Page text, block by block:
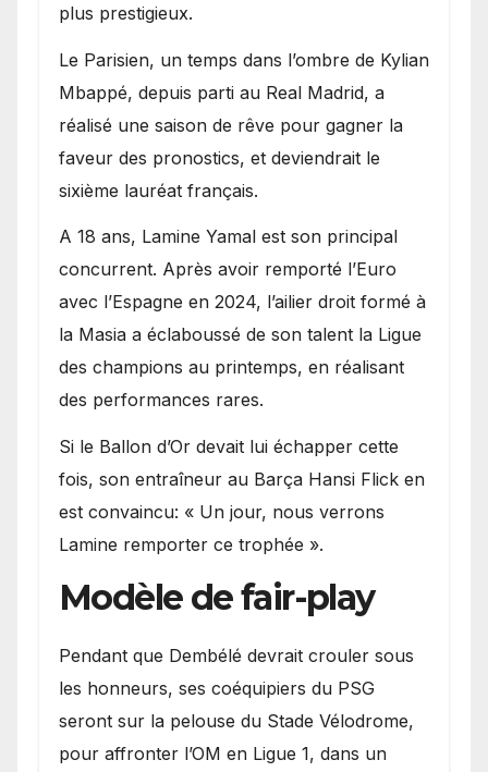
plus prestigieux.
Le Parisien, un temps dans l’ombre de Kylian
Mbappé, depuis parti au Real Madrid, a
réalisé une saison de rêve pour gagner la
faveur des pronostics, et deviendrait le
sixième lauréat français.
A 18 ans, Lamine Yamal est son principal
concurrent. Après avoir remporté l’Euro
avec l’Espagne en 2024, l’ailier droit formé à
la Masia a éclaboussé de son talent la Ligue
des champions au printemps, en réalisant
des performances rares.
Si le Ballon d’Or devait lui échapper cette
fois, son entraîneur au Barça Hansi Flick en
est convaincu: « Un jour, nous verrons
Lamine remporter ce trophée ».
Modèle de fair-play
Pendant que Dembélé devrait crouler sous
les honneurs, ses coéquipiers du PSG
seront sur la pelouse du Stade Vélodrome,
pour affronter l’OM en Ligue 1, dans un